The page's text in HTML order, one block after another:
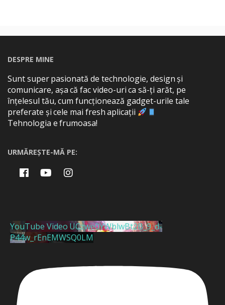
DESPRE MINE
Sunt super pasionată de technologie, design și
comunicare, așa că fac video-uri ca să-ți arăt, pe
înțelesul tău, cum funcționează gadget-urile tale
preferate și cele mai fresh aplicații
Tehnologia e frumoasa!
URMĂREȘTE-MĂ PE:
YouTube Video UCzwe0YWblwBt2B_9_d-
P44w_rEnEMWSQ0LM